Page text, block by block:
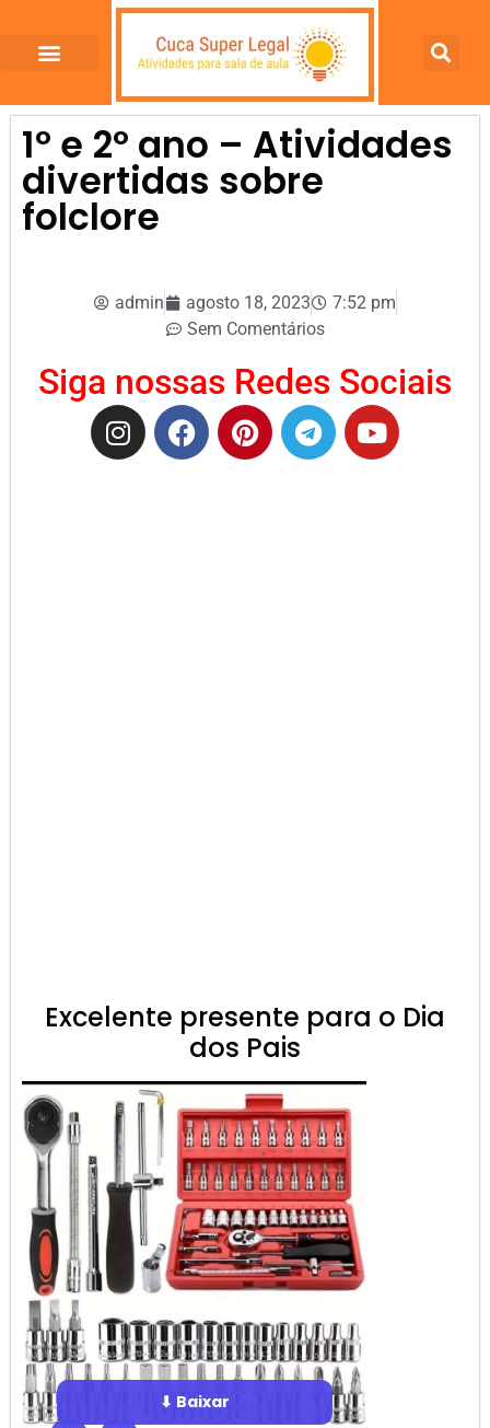
1º e 2º ano – Atividades
divertidas sobre
folclore
admin agosto 18, 2023
7:52 pm
Sem Comentários
Siga nossas Redes Sociais
Excelente presente para o Dia
dos Pais
⬇ Baixar